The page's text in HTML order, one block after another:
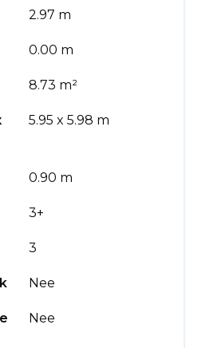
2.97 m
0.00 m
8.73 m²
5.95 x 5.98 m
0.90 m
3+
3
Nee
Nee